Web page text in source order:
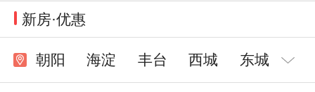
新房·优惠
朝阳 海淀 丰台 西城 东城